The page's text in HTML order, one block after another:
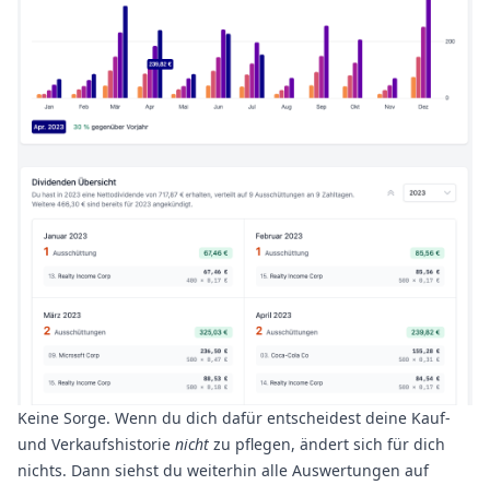
Keine Sorge. Wenn du dich dafür entscheidest deine Kauf-
und Verkaufshistorie nicht zu pflegen, ändert sich für dich
nichts. Dann siehst du weiterhin alle Auswertungen auf